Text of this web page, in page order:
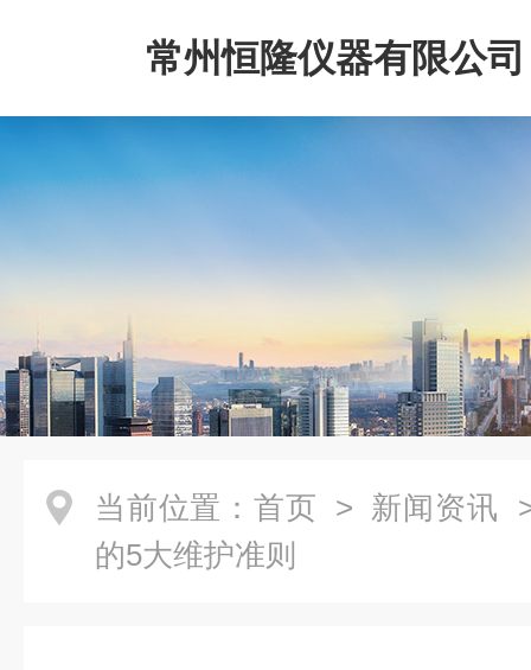
常州恒隆仪器有限公司
当前位置： 首页 > 新闻资讯
的5大维护准则